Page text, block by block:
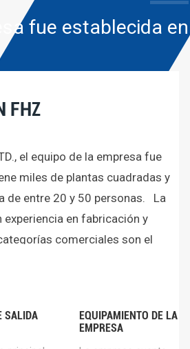
fue establecida en
FHZ
el equipo de la empresa fue
miles de plantas cuadradas y
de entre 20 y 50 personas. La
en fabricación y
comerciales son el
chapa metálica, doblado por
productos utilizados en
punzonadoras, máquinas de
SALIDA
EQUIPAMIENTO DE LA
EMPRESA